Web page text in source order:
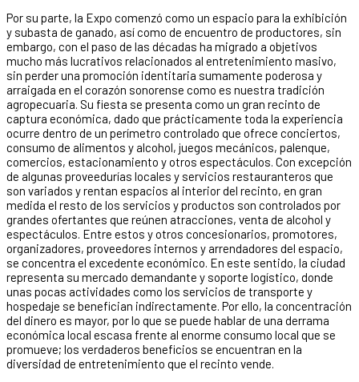
Por su parte, la Expo comenzó como un espacio para la exhibición
y subasta de ganado, así como de encuentro de productores, sin
embargo, con el paso de las décadas ha migrado a objetivos
mucho más lucrativos relacionados al entretenimiento masivo,
sin perder una promoción identitaria sumamente poderosa y
arraigada en el corazón sonorense como es nuestra tradición
agropecuaria. Su fiesta se presenta como un gran recinto de
captura económica, dado que prácticamente toda la experiencia
ocurre dentro de un perímetro controlado que ofrece conciertos,
consumo de alimentos y alcohol, juegos mecánicos, palenque,
comercios, estacionamiento y otros espectáculos. Con excepción
de algunas proveedurías locales y servicios restauranteros que
son variados y rentan espacios al interior del recinto, en gran
medida el resto de los servicios y productos son controlados por
grandes ofertantes que reúnen atracciones, venta de alcohol y
espectáculos. Entre estos y otros concesionarios, promotores,
organizadores, proveedores internos y arrendadores del espacio,
se concentra el excedente económico. En este sentido, la ciudad
representa su mercado demandante y soporte logístico, donde
unas pocas actividades como los servicios de transporte y
hospedaje se benefician indirectamente. Por ello, la concentración
del dinero es mayor, por lo que se puede hablar de una derrama
económica local escasa frente al enorme consumo local que se
promueve; los verdaderos beneficios se encuentran en la
diversidad de entretenimiento que el recinto vende.